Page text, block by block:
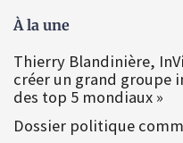
À la une
Thierry Blandinière,
créer un grand
des top 5 mondiaux »
Dossier politique